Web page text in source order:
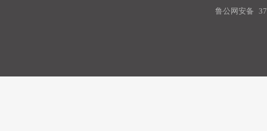
鲁公网安备